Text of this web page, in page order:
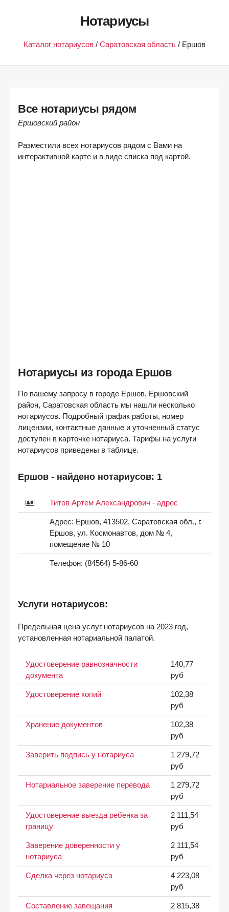
Нотариусы
Каталог нотариусов / Саратовская область / Ершов
Все нотариусы рядом
Ершовский район
Разместили всех нотариусов рядом с Вами на
интерактивной карте и в виде списка под картой.
Нотариусы из города Ершов
По вашему запросу в городе Ершов, Ершовский
район, Саратовская область мы нашли несколько
нотариусов. Подробный график работы, номер
лицензии, контактные данные и уточненный статус
доступен в карточке нотариуса. Тарифы на услуги
нотариусов приведены в таблице.
Ершов - найдено нотариусов: 1
Титов Артем Александрович - адрес
Адрес: Ершов, 413502, Саратовская обл., г.
Ершов, ул. Космонавтов, дом № 4,
помещение № 10
Телефон: (84564) 5-86-60
Услуги нотариусов:
Предельная цена услуг нотариусов на 2023 год,
установленная нотариальной палатой.
Удостоверение равнозначности
документа
140,77
руб
Удостоверение копий
102,38
руб
Хранение документов
102,38
руб
Заверить подпись у нотариуса
1 279,72
руб
Нотариальное заверение перевода
1 279,72
руб
Удостоверение выезда ребенка за
границу
2 111,54
руб
Заверение доверенности у
нотариуса
2 111,54
руб
Сделка через нотариуса
4 223,08
руб
Составление завещания
2 815,38